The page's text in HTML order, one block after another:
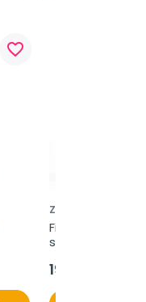
favorite_border
ZAMBON
Fisiogen Ferro
sobres
19,95 €